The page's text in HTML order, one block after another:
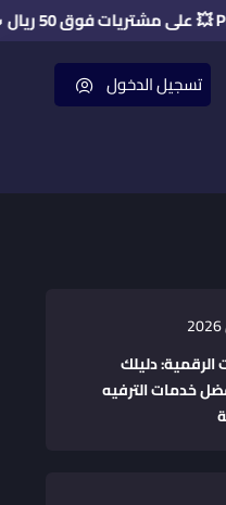
تسجيل الدخول
الرقمية: دليلك
خدمات الترفيه